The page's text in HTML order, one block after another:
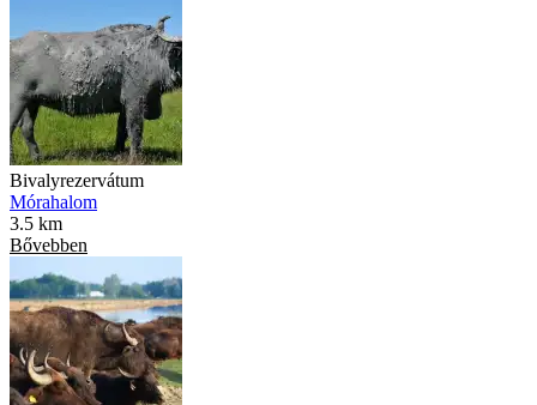
Bivalyrezervátum
Mórahalom
3.5 km
Bővebben